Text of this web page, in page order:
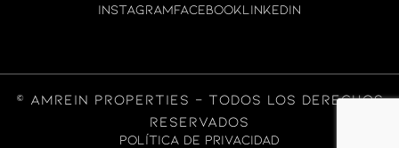
INSTAGRAMFACEBOOKLINKEDIN
© Amrein Properties – Todos los derechos
reservados
Política de privacidad